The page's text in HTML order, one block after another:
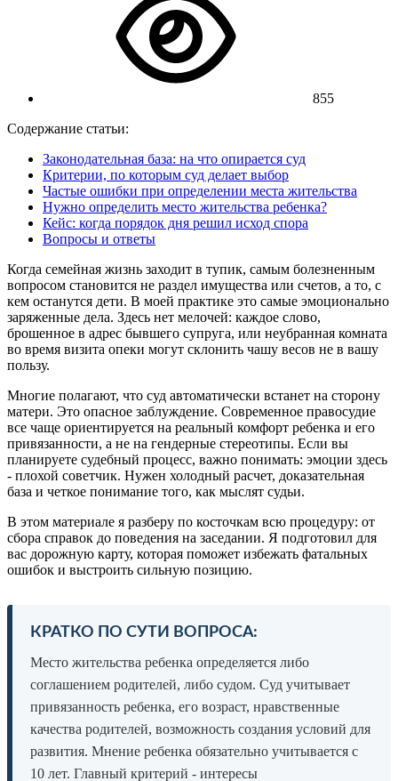
855
Содержание статьи:
Законодательная база: на что опирается суд
Критерии, по которым суд делает выбор
Частые ошибки при определении места жительства
Нужно определить место жительства ребенка?
Кейс: когда порядок дня решил исход спора
Вопросы и ответы
Когда семейная жизнь заходит в тупик, самым болезненным
вопросом становится не раздел имущества или счетов, а то, с
кем останутся дети. В моей практике это самые эмоционально
заряженные дела. Здесь нет мелочей: каждое слово,
брошенное в адрес бывшего супруга, или неубранная комната
во время визита опеки могут склонить чашу весов не в вашу
пользу.
Многие полагают, что суд автоматически встанет на сторону
матери. Это опасное заблуждение. Современное правосудие
все чаще ориентируется на реальный комфорт ребенка и его
привязанности, а не на гендерные стереотипы. Если вы
планируете судебный процесс, важно понимать: эмоции здесь
- плохой советчик. Нужен холодный расчет, доказательная
база и четкое понимание того, как мыслят судьи.
В этом материале я разберу по косточкам всю процедуру: от
сбора справок до поведения на заседании. Я подготовил для
вас дорожную карту, которая поможет избежать фатальных
ошибок и выстроить сильную позицию.
КРАТКО ПО СУТИ ВОПРОСА:
Место жительства ребенка определяется либо
соглашением родителей, либо судом. Суд учитывает
привязанность ребенка, его возраст, нравственные
качества родителей, возможность создания условий для
развития. Мнение ребенка обязательно учитывается с
10 лет. Главный критерий - интересы